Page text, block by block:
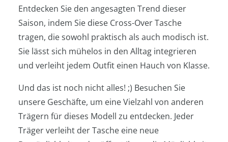
Entdecken Sie den angesagten Trend dieser
Saison, indem Sie diese Cross-Over Tasche
tragen, die sowohl praktisch als auch modisch ist.
Sie lässt sich mühelos in den Alltag integrieren
und verleiht jedem Outfit einen Hauch von Klasse.
Und das ist noch nicht alles! ;) Besuchen Sie
unsere Geschäfte, um eine Vielzahl von anderen
Trägern für dieses Modell zu entdecken. Jeder
Träger verleiht der Tasche eine neue